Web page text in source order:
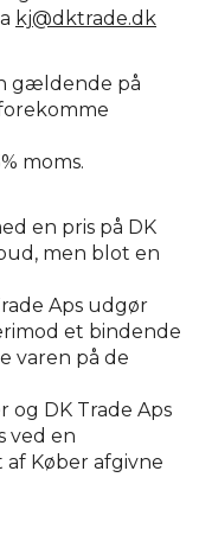
kj@dktrade.dk
gældende på
moms.
en pris på DK
men blot en
Aps udgør
et bindende
varen på de
og DK Trade Aps
ved en
Køber afgivne